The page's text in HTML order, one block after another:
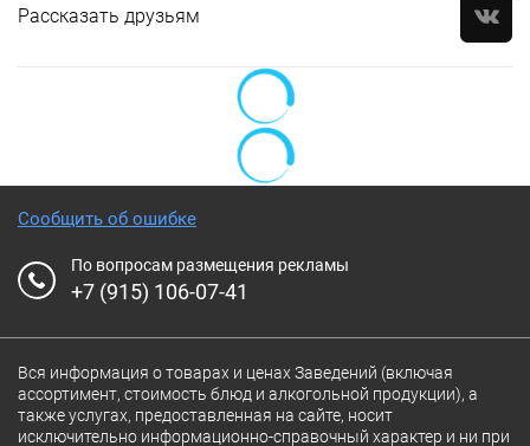
Рассказать друзьям
Сообщить об ошибке
По вопросам размещения рекламы
+7 (915) 106-07-41
Вся информация о товарах и ценах Заведений (включая
ассортимент, стоимость блюд и алкогольной продукции), а
также услугах, предоставленная на сайте, носит
исключительно информационно-справочный характер и ни при